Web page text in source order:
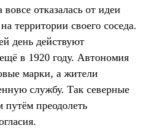
отказалась от идеи
территории своего соседа.
день действуют
в 1920 году. Автономия
марки, а жители
службу. Так северные
преодолеть